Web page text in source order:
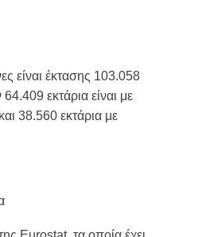
είναι έκτασης 103.058
εκτάρια είναι με
38.560 εκτάρια με